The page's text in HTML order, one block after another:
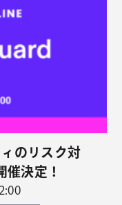
のリスク対
決定！